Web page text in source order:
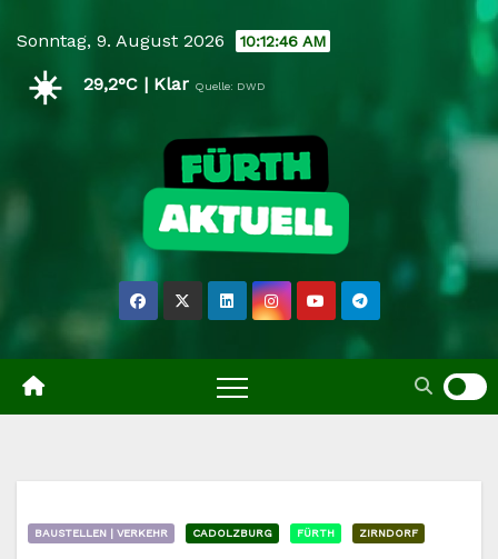
content
Sonntag, 9. August 2026 10:12:47 AM
☀️ 29,2°C | Klar Quelle: DWD
BAUSTELLEN | VERKEHR CADOLZBURG FÜRTH ZIRNDORF